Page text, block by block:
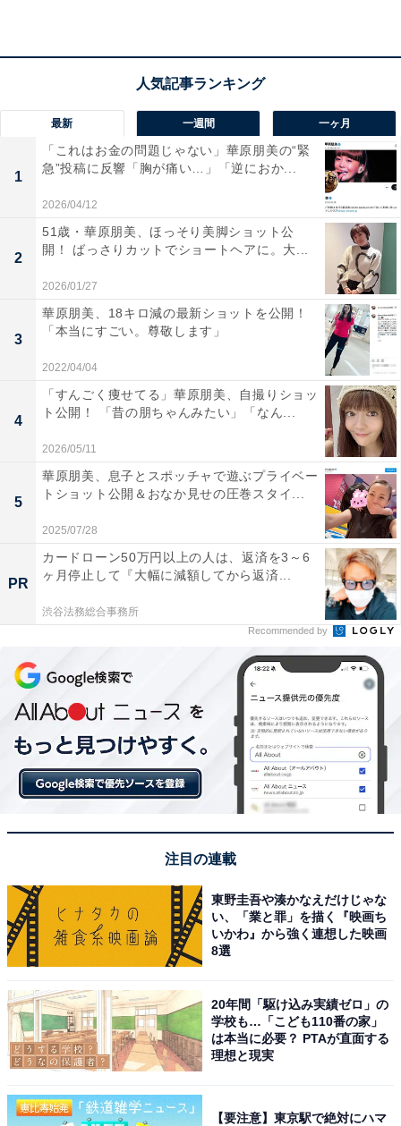
最新 一週間 一ヶ月
1
「これはお金の問題じゃない」華原朋美の“緊
急”投稿に反響「胸が痛い…」「逆におか...
2026/04/12
2
51歳・華原朋美、ほっそり美脚ショット公
開！ ばっさりカットでショートヘアに。大...
2026/01/27
3
華原朋美、18キロ減の最新ショットを公開！
「本当にすごい。尊敬します」
2022/04/04
4
「すんごく痩せてる」華原朋美、自撮りショッ
ト公開！ 「昔の朋ちゃんみたい」「なん...
2026/05/11
5
華原朋美、息子とスポッチャで遊ぶプライベー
トショット公開＆おなか見せの圧巻スタイ...
2025/07/28
PR
カードローン50万円以上の人は、返済を3～6
ヶ月停止して『大幅に減額してから返済...
渋谷法務総合事務所
Recommended by
注目の連載
東野圭吾や湊かなえだけじゃな
い、「業と罪」を描く『映画ち
いかわ』から強く連想した映画
8選
20年間「駆け込み実績ゼロ」の
学校も…「こども110番の家」
は本当に必要？ PTAが直面する
理想と現実
【要注意】東京駅で絶対にハマ